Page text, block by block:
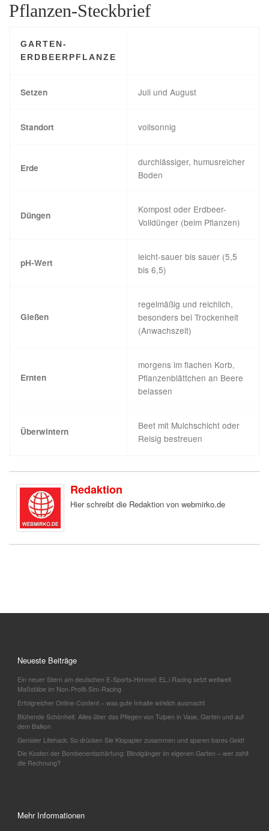
Pflanzen-Steckbrief
GARTEN-
ERDBEERPFLANZE
Setzen Juli und August
Standort vollsonnig
Erde
durchlässiger, humusreicher
Boden
Düngen
Kompost oder Erdbeer-
Volldünger (beim Pflanzen)
pH-Wert
leicht-sauer bis sauer (5,5
bis 6,5)
Gießen
regelmäßig und reichlich,
besonders bei Trockenheit
(Anwachszeit)
Ernten
morgens im flachen Korb,
Pflanzenblättchen an Beere
belassen
Überwintern
Beet mit Mulchschicht oder
Reisig bestreuen
Redaktion
Hier schreibt die Redaktion von webmirko.de
Neueste Beiträge
Ein neuer Stern am deutschen E-Sports-Himmel: EL.i Racing setzt weltweit
Maßstäbe im Non-Profit-Sim-Racing
Erfolgreicher Online-Content – was gute Inhalte wirklich ausmacht
Blühende Schönheit: Alles über das Pflegen von Tulpen in Vase, Garten und auf
dem Balkon
Genialer Lifehack: So drücken Sie Klopapier zusammen und sparen bares Geld!
Die Kosten der Bombenentschärfung: Blindgänger im eigenen Garten – wer zahlt
die Rechnung?
Mehr Informationen